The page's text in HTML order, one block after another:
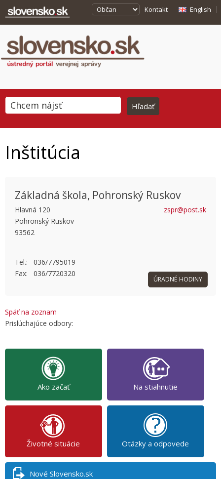
Kontakt English
Inštitúcia
This page can't load Google Maps correctly.
Základná škola, Pohronský Ruskov
Hlavná 120
Pohronský Ruskov
93562
zspr@post.sk
Tel.: 036/7795019
Fax: 036/7720320
ÚRADNÉ HODINY
Späť na zoznam
Prislúchajúce odbory:
Ako začať Na stiahnutie
Životné situácie Otázky a odpovede
Nové Slovensko.sk